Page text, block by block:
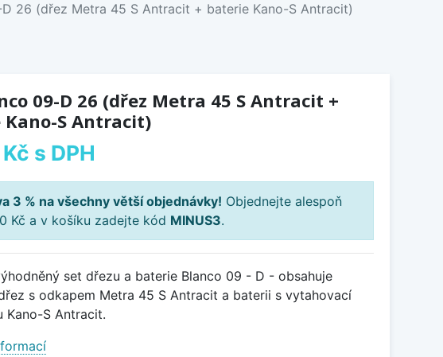
26 (dřez Metra 45 S Antracit + baterie Kano-S Antracit)
09-D 26 (dřez Metra 45 S Antracit +
S Antracit)
Kč s DPH
3 % na všechny větší objednávky! Objednejte alespoň
Kč a v košíku zadejte kód MINUS3.
set dřezu a baterie Blanco 09 - D - obsahuje
s odkapem Metra 45 S Antracit a baterii s vytahovací
Kano-S Antracit.